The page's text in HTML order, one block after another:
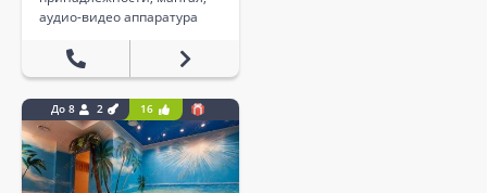
аудио-видео аппаратура
До 8 2 16